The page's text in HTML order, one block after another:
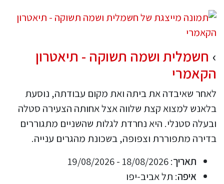
חשמלית ושמה תשוקה - תיאטרון
הקאמרי
לאחר שאיבדה את ביתה ואת מקום עבודתה, נוסעת
בלאנש למצוא קצת שלווה אצל אחותה הצעירה סטלה
ובעלה סטנלי. היא נחרדת לגלות שהשניים מתגוררים
בדירה מתפוררת וצפופה, בשכונת מהגרים ענייה.
תאריך: 18/08/2026 - 19/08/2026
איפה: תל אביב-יפו